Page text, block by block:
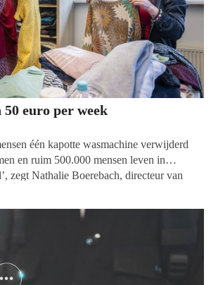
euro per week
één kapotte wasmachine verwijderd
en ruim 500.000 mensen leven in
zegt Nathalie Boerebach, directeur van
een kind kan niet op schoolreisje; een
moet leven van vijftig euro per week. De
ondersteuning van het ING Nederland fonds.
ook met fondsdirecteur Nicole van de
van financiële gezondheid.